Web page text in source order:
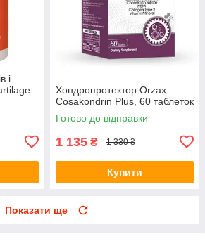
і
Хондропротектор Orzax
Cosakondrin Plus, 60 таблеток
Готово до відправки
1 135 ₴ 1 330 ₴
Купити
Показати ще